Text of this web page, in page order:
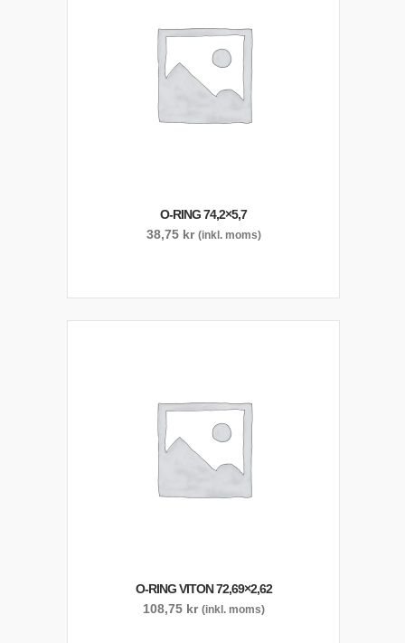
O-RING 74,2×5,7
38,75 kr (inkl. moms)
O-RING VITON 72,69×2,62
108,75 kr (inkl. moms)